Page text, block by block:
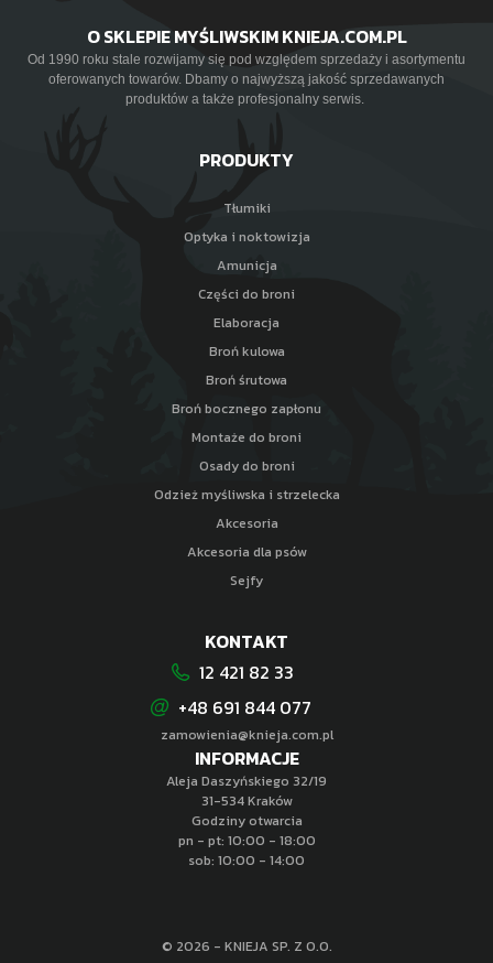
O SKLEPIE MYŚLIWSKIM KNIEJA.COM.PL
Od 1990 roku stale rozwijamy się pod względem sprzedaży i asortymentu
oferowanych towarów. Dbamy o najwyższą jakość sprzedawanych
produktów a także profesjonalny serwis.
PRODUKTY
Tłumiki
Optyka i noktowizja
Amunicja
Części do broni
Elaboracja
Broń kulowa
Broń śrutowa
Broń bocznego zapłonu
Montaże do broni
Osady do broni
Odzież myśliwska i strzelecka
Akcesoria
Akcesoria dla psów
Sejfy
INFORMACJE
Aleja Daszyńskiego 32/19
31-534 Kraków
Godziny otwarcia
pn - pt: 10:00 - 18:00
sob: 10:00 - 14:00
KONTAKT
12 421 82 33
+48 691 844 077
zamowienia@knieja.com.pl
© 2026 - KNIEJA SP. Z O.O.